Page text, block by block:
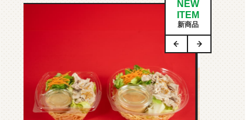
NEW
ITEM
新商品